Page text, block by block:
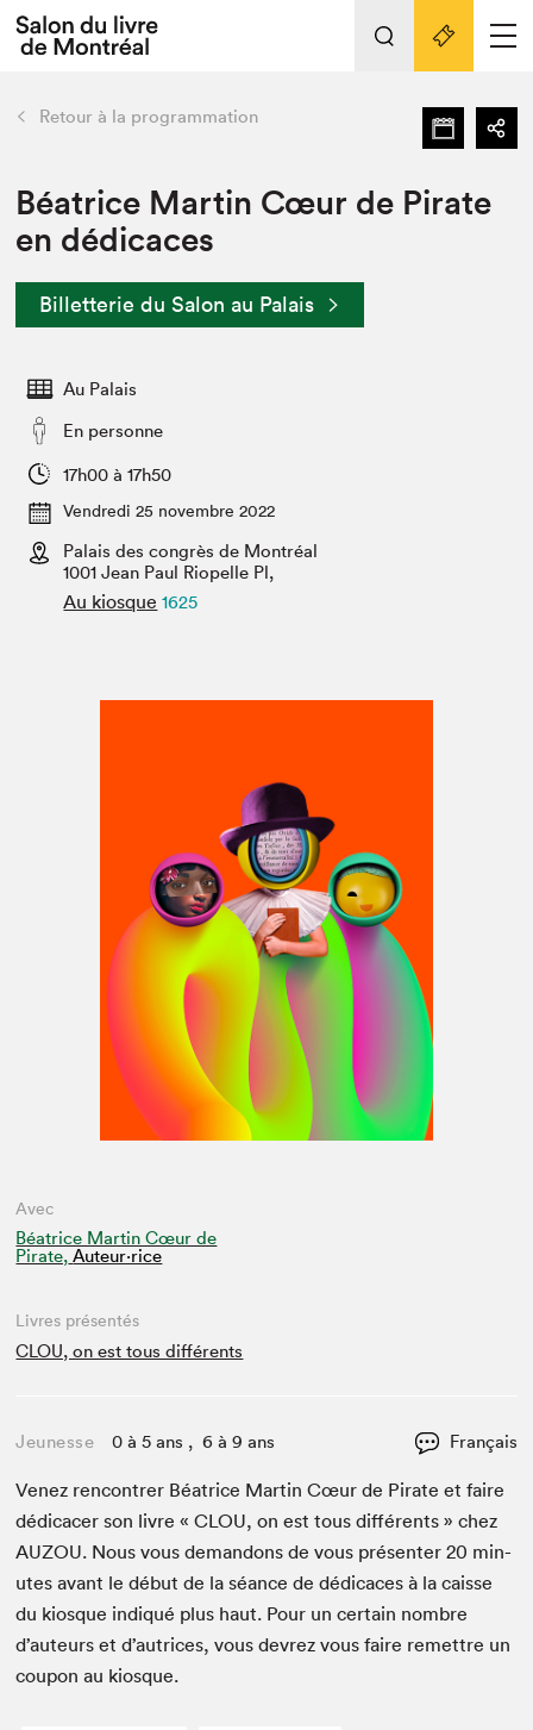
Espace exposant⋅e⋅s
Espace enseignant·e·s
Espace médias
L'événement
Préparer sa visite au Salon
Actualités
retour Nos activités
Préparer sa visite
Salon au Palais
Salon dans la ville et en ligne
Projets partenaires
Liens pratiques
Retour à la programmation
Béatrice Martin Cœur de Pirate
en dédicaces
Billetterie du Salon au Palais
Au Palais
En personne
17h00 à 17h50
Vendredi 25 novembre 2022
Palais des congrès de Montréal
1001 Jean Paul Riopelle Pl,
Au kiosque 1625
Avec
Béatrice Martin Cœur de
Pirate, Auteur·rice
Livres présentés
CLOU, on est tous différents
Jeunesse 0 à 5 ans , 6 à 9 ans Français
Venez ren­con­tr­er Béa­trice Mar­tin Cœur de Pirate et faire
dédi­cac­er son livre «CLOU, on est tous dif­férents » chez
AUZOU. Nous vous deman­dons de vous présen­ter20 min­
utes avant le début de la séance de dédi­caces à la caisse
du kiosque indiqué plus haut. Pour un cer­tain nom­bre
d’auteurs et d’autrices, vous devrez vous faire remet­tre un
coupon au kiosque.